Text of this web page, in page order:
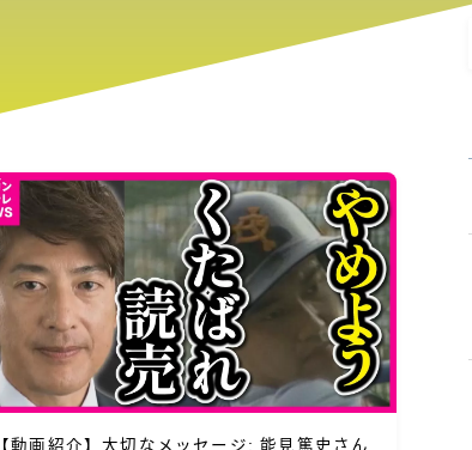
【動画紹介】大切なメッセージ: 能見篤史さん